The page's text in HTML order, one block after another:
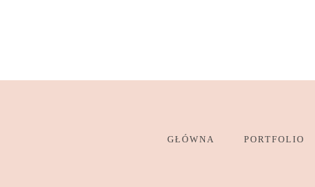
GŁÓWNA PORTFOLIO